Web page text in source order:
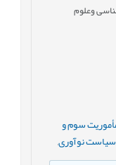
وعلوم
سوم و
نوآوری,